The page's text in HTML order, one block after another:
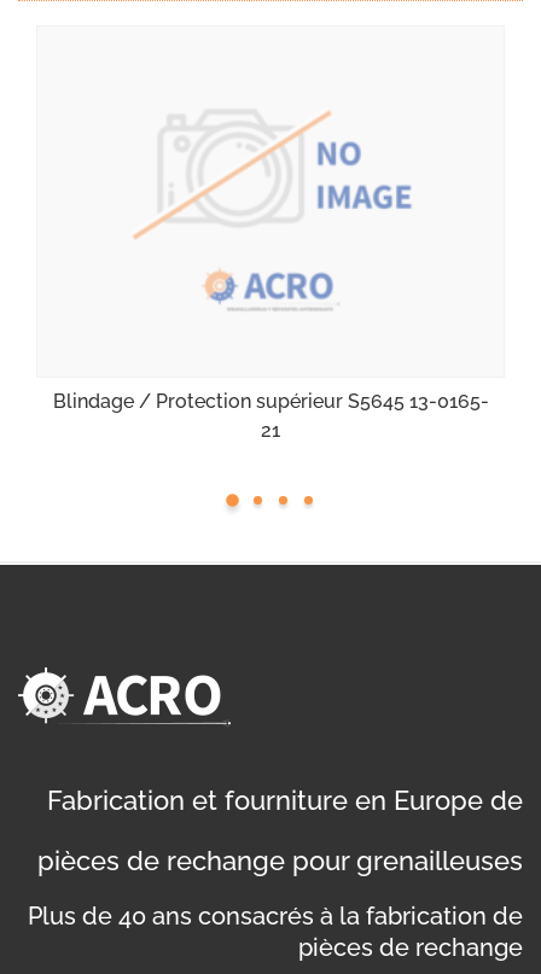
Blindage / Protection supérieur S5645 13-0165-
21
Fabrication et fourniture en Europe de
pièces de rechange pour grenailleuses
Plus de 40 ans consacrés à la fabrication de
pièces de rechange